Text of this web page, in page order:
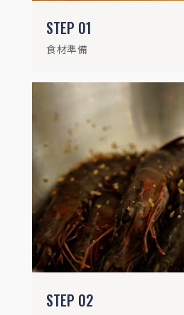
STEP 01
食材準備
STEP 02
STEP03
草蝦放上烤盤後烤至全熟
醬，酸酸甜甜又微辣！